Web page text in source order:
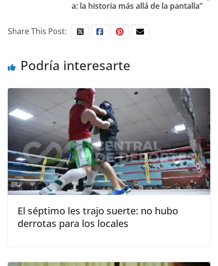
a: la historia más allá de la pantalla”
Share This Post:
Podría interesarte
El séptimo les trajo suerte: no hubo
derrotas para los locales